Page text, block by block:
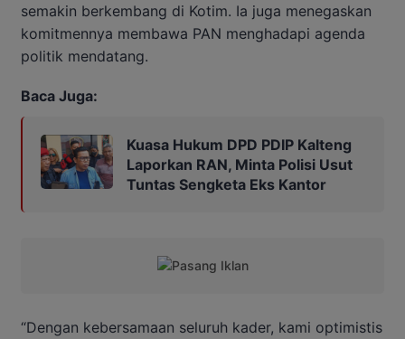
semakin berkembang di Kotim. Ia juga menegaskan
komitmennya membawa PAN menghadapi agenda
politik mendatang.
Baca Juga:
Kuasa Hukum DPD PDIP Kalteng
Laporkan RAN, Minta Polisi Usut
Tuntas Sengketa Eks Kantor
“Dengan kebersamaan seluruh kader, kami optimistis